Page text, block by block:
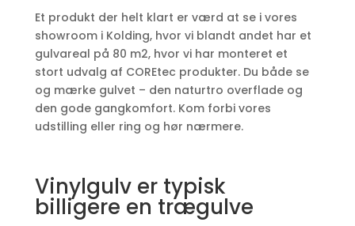
Et produkt der helt klart er værd at se i vores
showroom i Kolding, hvor vi blandt andet har et
gulvareal på 80 m2, hvor vi har monteret et
stort udvalg af COREtec produkter. Du både se
og mærke gulvet – den naturtro overflade og
den gode gangkomfort. Kom forbi vores
udstilling eller ring og hør nærmere.
Vinylgulv er typisk
billigere en trægulve